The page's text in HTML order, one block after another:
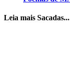
Leia mais Sacadas...